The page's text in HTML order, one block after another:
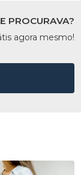
PROCURAVA?
agora mesmo!